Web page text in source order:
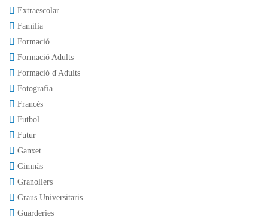
Extraescolar
Família
Formació
Formació Adults
Formació d'Adults
Fotografia
Francès
Futbol
Futur
Ganxet
Gimnàs
Granollers
Graus Universitaris
Guarderies